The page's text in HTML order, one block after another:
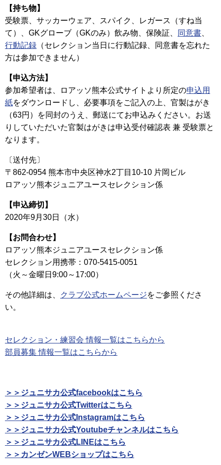
【持ち物】
受験票、サッカーウェア、スパイク、レガース（すね当
て）、GKグローブ（GKのみ）飲み物、保険証、
同意書
行動記録 （セレクション当日に行動記録、同意書を忘れた
方は参加できません）
【申込方法】
参加希望者は、ロアッソ熊本公式サイトより所定の申込用
紙をダウンロードし、必要事項をご記入の上、官製はがき
（63円）を同封のうえ、郵送にてお申込みください。お送
りしていただいた官製はがきは申込受付確認表 兼 受験票と
なります。
〔送付先〕
〒862-0954 熊本市中央区神水2丁目10-10 片岡ビル
ロアッソ熊本ジュニアユースセレクション係
【申込締切】
2020年9月30日（水）
【お問合わせ】
ロアッソ熊本ジュニアユースセレクション係
セレクション用携帯：070-5415-0051
（火～金曜日9:00～17:00）
その他詳細は、 クラブ公式ホームページをご参照くださ
い。
セレクション・練習会 情報一覧はこちらから
部員募集 情報一覧はこちらから
＞＞ジュニサカ公式facebookはこちら
＞＞ジュニサカ公式Twitterはこちら
＞＞ジュニサカ公式Instagramはこちら
＞＞ジュニサカ公式Youtubeチャンネルはこちら
＞＞ジュニサカ公式LINEはこちら
＞＞カンゼンWEBショップはこちら